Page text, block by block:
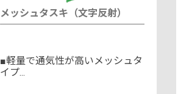
メッシュタスキ（文字反射）
■軽量で通気性が高いメッシュタ
イプ...